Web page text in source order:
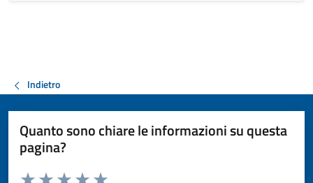
Indietro
Quanto sono chiare le informazioni su questa
pagina?
Valuta da 1 a 5 stelle la pagina